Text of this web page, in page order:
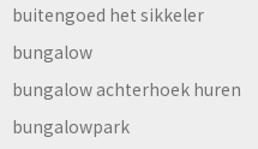
buitengoed het sikkeler
bungalow
bungalow achterhoek huren
bungalowpark